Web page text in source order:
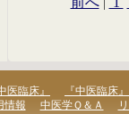
医臨床』
『中医臨床
情報 中医学Ｑ＆Ａ